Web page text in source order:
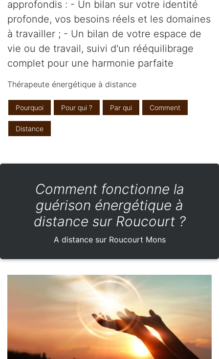
approfondis : - Un bilan sur votre identité
profonde, vos besoins réels et les domaines
à travailler ; - Un bilan de votre espace de
vie ou de travail, suivi d'un rééquilibrage
complet pour une harmonie parfaite
Thérapeute énergétique à distance
Pourquoi Pour qui ? Par qui Comment
Distance
Comment fonctionne la
guérison énergétique à
distance sur Roucourt ?
A distance sur Roucourt Mons